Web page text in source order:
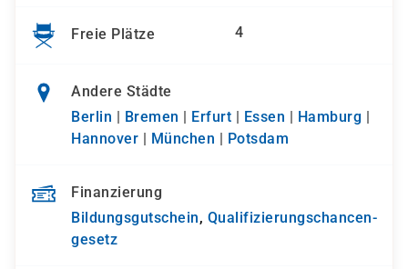
Freie Plätze 4
Andere Städte
Berlin
Bremen Erfurt Essen Hamburg
Hannover
München Potsdam
Finanzierung
Bildungsgutschein, Qualifizierungs­chancen­
gesetz